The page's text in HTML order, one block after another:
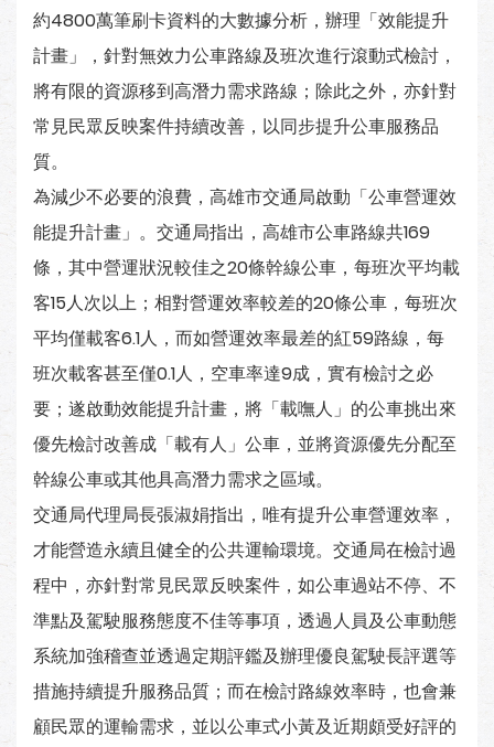
約4800萬筆刷卡資料的大數據分析，辦理「效能提升
計畫」，針對無效力公車路線及班次進行滾動式檢討，
將有限的資源移到高潛力需求路線；除此之外，亦針對
常見民眾反映案件持續改善，以同步提升公車服務品
質。
為減少不必要的浪費，高雄市交通局啟動「公車營運效
能提升計畫」。交通局指出，高雄市公車路線共169
條，其中營運狀況較佳之20條幹線公車，每班次平均載
客15人次以上；相對營運效率較差的20條公車，每班次
平均僅載客6.1人，而如營運效率最差的紅59路線，每
班次載客甚至僅0.1人，空車率達9成，實有檢討之必
要；遂啟動效能提升計畫，將「載嘸人」的公車挑出來
優先檢討改善成「載有人」公車，並將資源優先分配至
幹線公車或其他具高潛力需求之區域。
交通局代理局長張淑娟指出，唯有提升公車營運效率，
才能營造永續且健全的公共運輸環境。交通局在檢討過
程中，亦針對常見民眾反映案件，如公車過站不停、不
準點及駕駛服務態度不佳等事項，透過人員及公車動態
系統加強稽查並透過定期評鑑及辦理優良駕駛長評選等
措施持續提升服務品質；而在檢討路線效率時，也會兼
顧民眾的運輸需求，並以公車式小黃及近期頗受好評的